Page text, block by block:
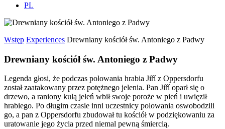
PL
Wstęp Experiences Drewniany kościół św. Antoniego z Padwy
Drewniany kościół św. Antoniego z Padwy
Legenda głosi, że podczas polowania hrabia Jiří z Oppersdorfu
został zaatakowany przez potężnego jelenia. Pan Jiří oparł się o
drzewo, a raniony kulą jeleń wbił swoje poroże w pień i uwięził
hrabiego. Po długim czasie inni uczestnicy polowania oswobodzili
go, a pan z Oppersdorfu zbudował tu kościół w podziękowaniu za
uratowanie jego życia przed niemal pewną śmiercią.